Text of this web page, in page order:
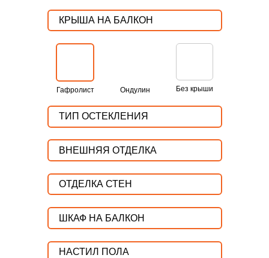
КРЫША НА БАЛКОН
Гафролист Ондулин Без крыши
ТИП ОСТЕКЛЕНИЯ
ВНЕШНЯЯ ОТДЕЛКА
ОТДЕЛКА СТЕН
ШКАФ НА БАЛКОН
НАСТИЛ ПОЛА